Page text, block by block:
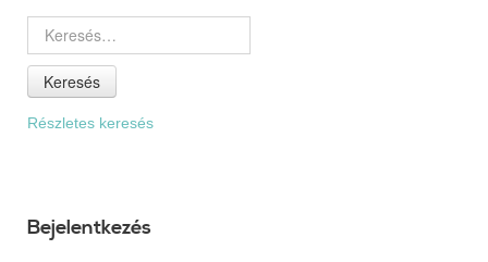
Keresés
Részletes keresés
Bejelentkezés